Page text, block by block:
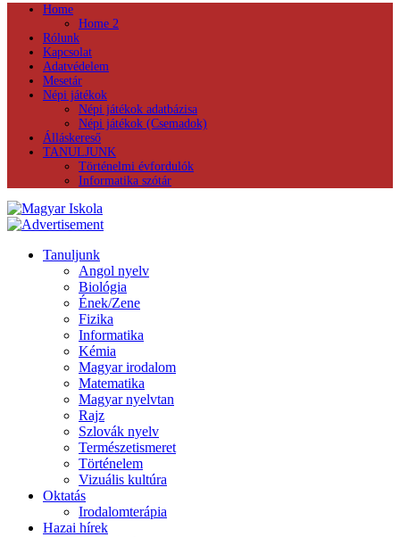
Home
Home 2
Rólunk
Kapcsolat
Adatvédelem
Mesetár
Népi játékok
Népi játékok adatbázisa
Népi játékok (Csemadok)
Álláskereső
TANULJUNK
Történelmi évfordulók
Informatika szótár
Tanuljunk
Angol nyelv
Biológia
Ének/Zene
Fizika
Informatika
Kémia
Magyar irodalom
Matematika
Magyar nyelvtan
Rajz
Szlovák nyelv
Természetismeret
Történelem
Vizuális kultúra
Oktatás
Irodalomterápia
Hazai hírek